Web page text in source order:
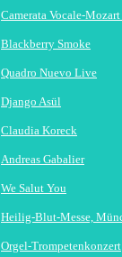
Camerata Vocale-
Blackberry Smoke
Quadro Nuevo Live
Django Asül
Claudia Koreck
Andreas Gabalier
We Salut You
Heilig-Blut-Messe,
Orgel-Trompetenkonzert